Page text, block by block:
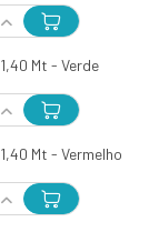
Mt - Verde
Mt - Vermelho